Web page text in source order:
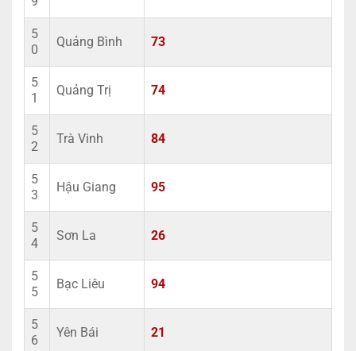
5
0
Quảng Bình 73
5
1
Quảng Trị 74
5
2
Trà Vinh 84
5
3
Hậu Giang 95
5
4
Sơn La 26
5
5
Bạc Liêu 94
5
6
Yên Bái 21